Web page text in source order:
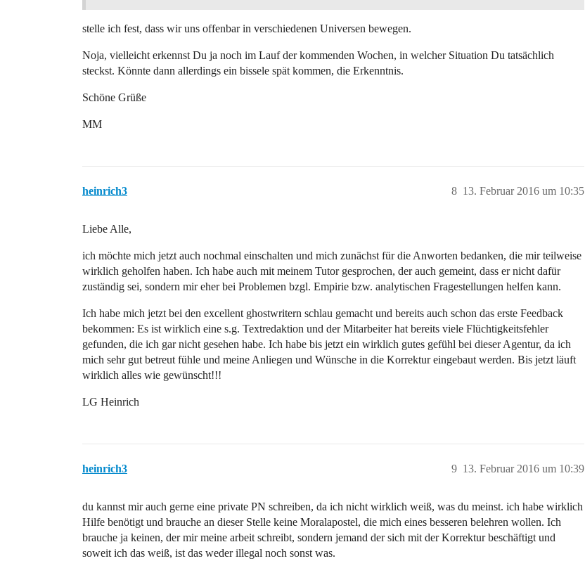
stelle ich fest, dass wir uns offenbar in verschiedenen Universen bewegen.
Noja, vielleicht erkennst Du ja noch im Lauf der kommenden Wochen, in welcher Situation Du tatsächlich
steckst. Könnte dann allerdings ein bissele spät kommen, die Erkenntnis.
Schöne Grüße
MM
heinrich3 13. Februar 2016 um 10:35
8
Liebe Alle,
ich möchte mich jetzt auch nochmal einschalten und mich zunächst für die Anworten bedanken, die mir teilweise
wirklich geholfen haben. Ich habe auch mit meinem Tutor gesprochen, der auch gemeint, dass er nicht dafür
zuständig sei, sondern mir eher bei Problemen bzgl. Empirie bzw. analytischen Fragestellungen helfen kann.
Ich habe mich jetzt bei den excellent ghostwritern schlau gemacht und bereits auch schon das erste Feedback
bekommen: Es ist wirklich eine s.g. Textredaktion und der Mitarbeiter hat bereits viele Flüchtigkeitsfehler
gefunden, die ich gar nicht gesehen habe. Ich habe bis jetzt ein wirklich gutes gefühl bei dieser Agentur, da ich
mich sehr gut betreut fühle und meine Anliegen und Wünsche in die Korrektur eingebaut werden. Bis jetzt läuft
wirklich alles wie gewünscht!!!
LG Heinrich
heinrich3 13. Februar 2016 um 10:39
9
du kannst mir auch gerne eine private PN schreiben, da ich nicht wirklich weiß, was du meinst. ich habe wirklich
Hilfe benötigt und brauche an dieser Stelle keine Moralapostel, die mich eines besseren belehren wollen. Ich
brauche ja keinen, der mir meine arbeit schreibt, sondern jemand der sich mit der Korrektur beschäftigt und
soweit ich das weiß, ist das weder illegal noch sonst was.